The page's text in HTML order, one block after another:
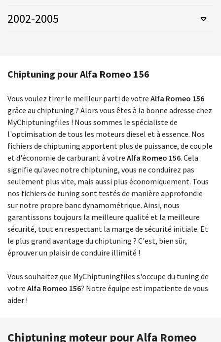
Chiptuning pour Alfa Romeo 156
Vous voulez tirer le meilleur parti de votre Alfa Romeo 156
grâce au chiptuning ? Alors vous êtes à la bonne adresse chez
MyChiptuningfiles ! Nous sommes le spécialiste de
l'optimisation de tous les moteurs diesel et à essence. Nos
fichiers de chiptuning apportent plus de puissance, de couple
et d'économie de carburant à votre Alfa Romeo 156. Cela
signifie qu'avec notre chiptuning, vous ne conduirez pas
seulement plus vite, mais aussi plus économiquement. Tous
nos fichiers de tuning sont testés de manière approfondie
sur notre propre banc dynamométrique. Ainsi, nous
garantissons toujours la meilleure qualité et la meilleure
sécurité, tout en respectant la marge de sécurité initiale. Et
le plus grand avantage du chiptuning ? C'est, bien sûr,
éprouver un plaisir de conduire illimité !
Vous souhaitez que MyChiptuningfiles s'occupe du tuning de
votre Alfa Romeo 156? Notre équipe est impatiente de vous
aider !
2002-2005
Chiptuning moteur pour Alfa Romeo